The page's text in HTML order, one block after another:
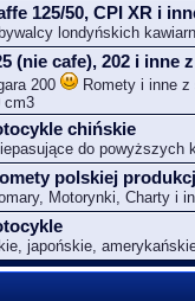
125/50, CPI XR i
londyńskich
(nie cafe), 202 i inne
200
Romety i inne
cm3
chińskie
do powyższych
polskiej
Motorynki, Charty i
japońskie,